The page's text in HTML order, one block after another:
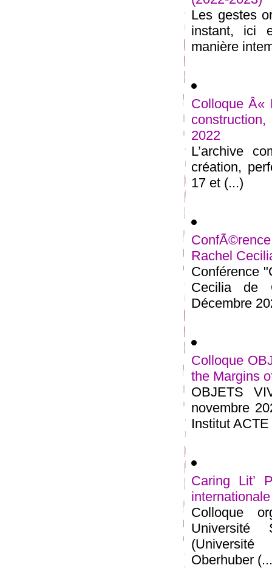
Les gestes
instant, ici
manière
Colloque Â«
2022
L’archive
création,
17 et (...)
Rachel
Conférence
Cecilia de
Décembre
Colloque
the Margins
OBJETS
novembre
Institut
Caring Lit’
Colloque
Université
Oberhuber